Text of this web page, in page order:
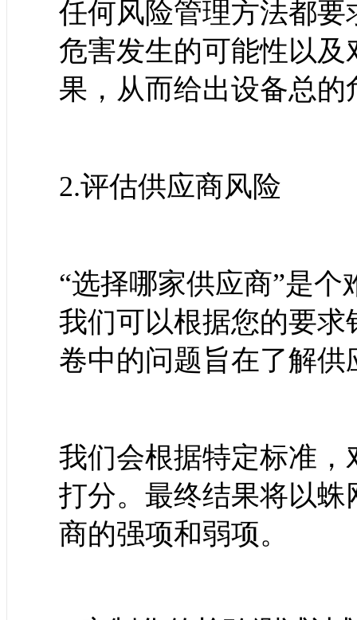
任何风险管理方法都
危害发生的可能性以
果，从而给出设备总
2.评估供应商风险
“选择哪家供应商”是
我们可以根据您的要
卷中的问题旨在了解供
我们会根据特定标准
打分。最终结果将以
商的强项和弱项。